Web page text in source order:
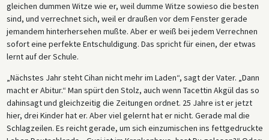
gleichen dummen Witze wie er, weil dumme Witze sowieso die besten
sind, und verrechnet sich, weil er draußen vor dem Fenster gerade
jemandem hinterhersehen mußte. Aber er weiß bei jedem Verrechnen
sofort eine perfekte Entschuldigung. Das spricht für einen, der etwas
lernt auf der Schule.
„Nächstes Jahr steht Cihan nicht mehr im Laden“, sagt der Vater. „Dann
macht er Abitur.“ Man spürt den Stolz, auch wenn Tacettin Akgül das so
dahinsagt und gleichzeitig die Zeitungen ordnet. 25 Jahre ist er jetzt
hier, drei Kinder hat er. Aber viel gelernt hat er nicht. Gerade mal die
Schlagzeilen. Es reicht gerade, um sich einzumischen ins fettgedruckte